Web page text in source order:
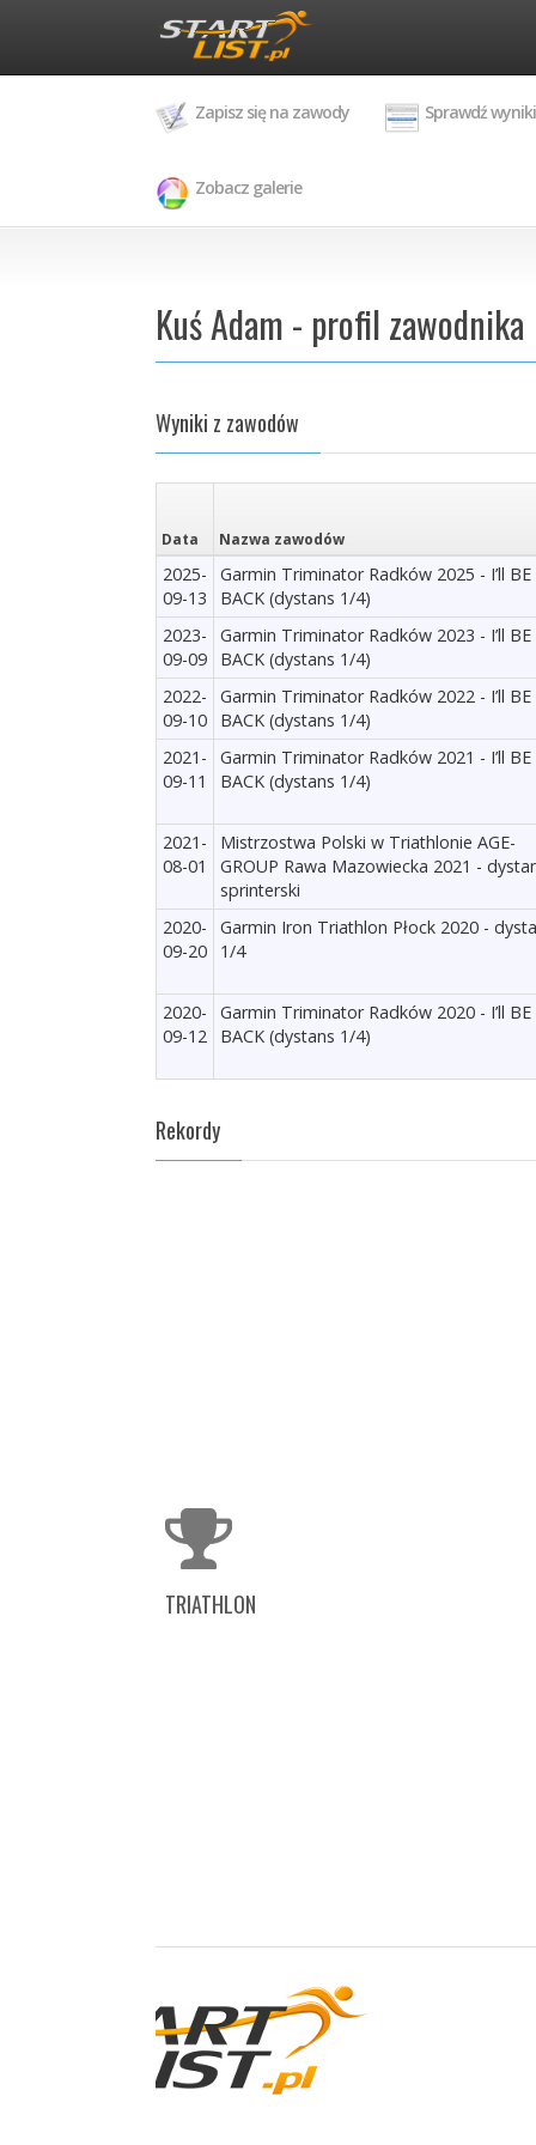
Zapisz się na zawody Sprawdź wyniki
Zobacz galerie
Kuś Adam - profil zawodnika
Wyniki z zawodów
Data Nazwa zawodów
2025-
09-13
Garmin Triminator Radków 2025 - I’ll BE
BACK (dystans 1/4)
2023-
09-09
Garmin Triminator Radków 2023 - I’ll BE
BACK (dystans 1/4)
2022-
09-10
Garmin Triminator Radków 2022 - I’ll BE
BACK (dystans 1/4)
2021-
09-11
Garmin Triminator Radków 2021 - I’ll BE
BACK (dystans 1/4)
2021-
08-01
Mistrzostwa Polski w Triathlonie AGE-
GROUP Rawa Mazowiecka 2021 -
sprinterski
2020-
09-20
Garmin Iron Triathlon Płock 2020 -
1/4
2020-
09-12
Garmin Triminator Radków 2020 - I’ll BE
BACK (dystans 1/4)
Rekordy
TRIATHLON